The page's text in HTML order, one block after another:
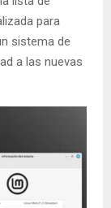
para
sistema de
a las nuevas